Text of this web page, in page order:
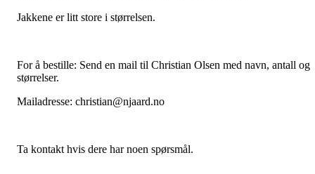
Jakkene er litt store i størrelsen.
For å bestille: Send en mail til Christian Olsen med navn, antall og
størrelser.
Mailadresse: christian@njaard.no
Ta kontakt hvis dere har noen spørsmål.